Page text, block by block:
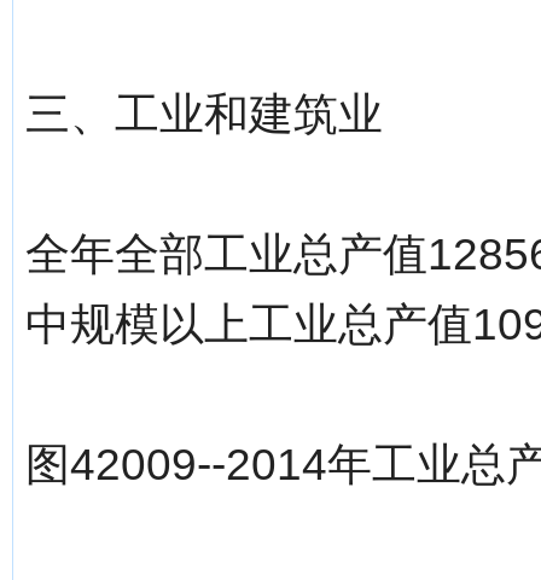
三、工业和建筑业
全年全部工业总产值
中规模以上工业总产值
图42009--2014年工业总